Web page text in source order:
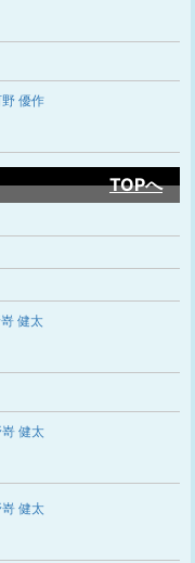
優作
TOPへ
健太
健太
健太